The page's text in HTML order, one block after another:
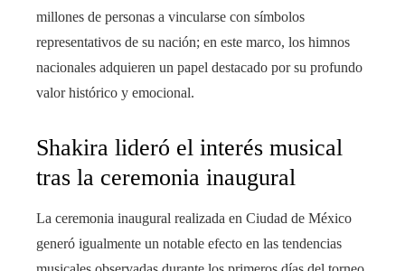
millones de personas a vincularse con símbolos
representativos de su nación; en este marco, los himnos
nacionales adquieren un papel destacado por su profundo
valor histórico y emocional.
Shakira lideró el interés musical
tras la ceremonia inaugural
La ceremonia inaugural realizada en Ciudad de México
generó igualmente un notable efecto en las tendencias